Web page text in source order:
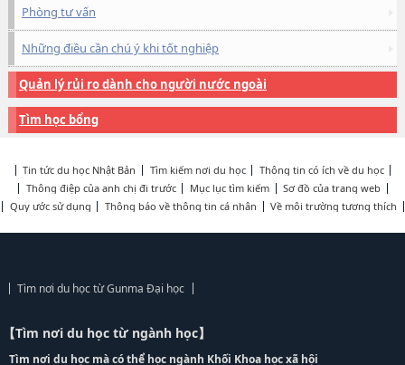
Phòng tư vấn
Những điều cần chú ý khi tốt nghiệp
Quản lý rủi ro dành cho người nước ngoài
Tìm học bổng
Tin tức du học Nhật Bản Tìm kiếm nơi du học
Thông tin có ích về du học
Thông điệp của anh chị đi trước
Mục lục tìm kiếm
Sơ đồ của trang web
Quy ước sử dụng
Thông báo về thông tin cá nhân Về môi trường tương thích
Tìm nơi du học từ Gunma Đại học
【Tìm nơi du học từ ngành học】
Tìm nơi du học mà có thể học ngành Khối Khoa học xã hội